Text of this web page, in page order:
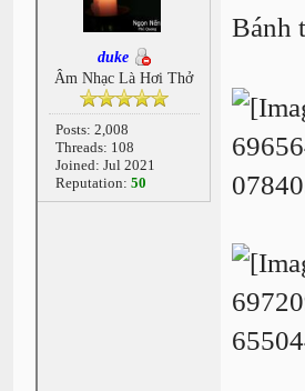
duke
Âm Nhạc Là Hơi Thở
Posts: 2,008
Threads: 108
Joined: Jul 2021
Reputation: 50
Bánh